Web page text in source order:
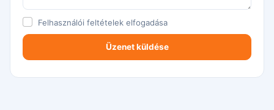
Felhasználói feltételek elfogadása